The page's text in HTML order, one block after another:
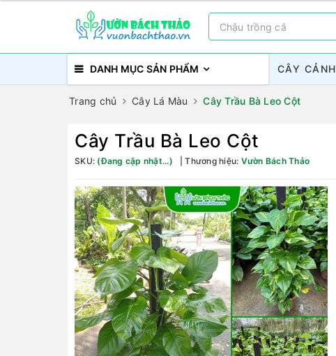
DANH MỤC SẢN PHẨM CÂY CẢNH
Trang chủ Cây Lá Màu Cây Trầu Bà Leo Cột
Cây Trầu Bà Leo Cột
SKU: (Đang cập nhật...) Thương hiệu: Vườn Bách Thảo